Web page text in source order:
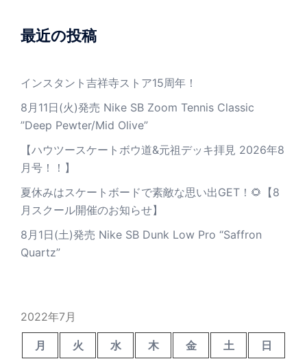
最近の投稿
インスタント吉祥寺ストア15周年！
8月11日(火)発売 Nike SB Zoom Tennis Classic
”Deep Pewter/Mid Olive”
【ハウツースケートボウ道&元祖デッキ拝見 2026年8
月号！！】
夏休みはスケートボードで素敵な思い出GET！🌻【8
月スクール開催のお知らせ】
8月1日(土)発売 Nike SB Dunk Low Pro “Saffron
Quartz”
2022年7月
月 火 水 木 金 土
日